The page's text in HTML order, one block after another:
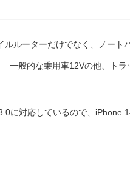
ルルーターだけでなく、ノート
一般的な乗用車12Vの他、トラ
に対応しているので、iPhone